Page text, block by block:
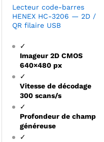
Lecteur code-barres
HENEX HC-3206 — 2D /
QR filaire USB
✓
Imageur 2D CMOS
640×480 px
✓
Vitesse de décodage
300 scans/s
✓
Profondeur de champ
généreuse
✓